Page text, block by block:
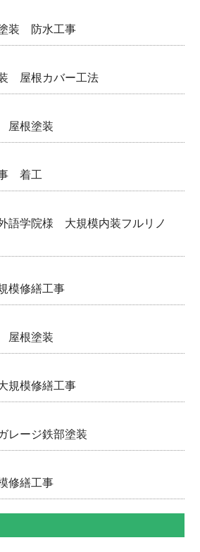
装 防水工事
屋根カバー工法
根塗装
着工
語学院様 大規模内装フルリノ
模修繕工事
根塗装
規模修繕工事
レージ鉄部塗装
修繕工事